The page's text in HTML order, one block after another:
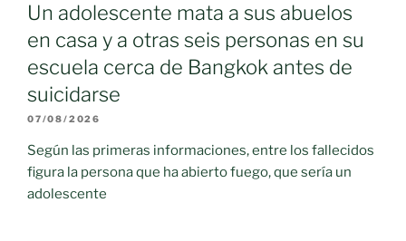
Un adolescente mata a sus abuelos
en casa y a otras seis personas en su
escuela cerca de Bangkok antes de
suicidarse
07/08/2026
Según las primeras informaciones, entre los fallecidos
figura la persona que ha abierto fuego, que sería un
adolescente